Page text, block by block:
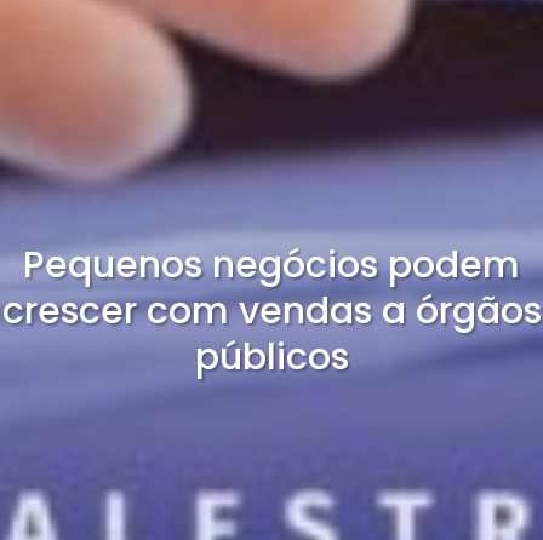
Pequenos negócios podem
crescer com vendas a órgãos
públicos